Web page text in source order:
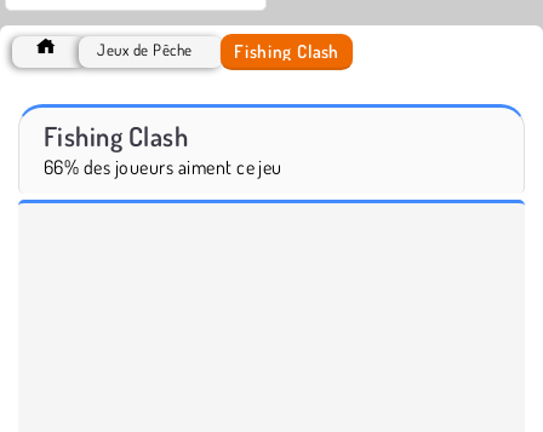
Jeux de Pêche Fishing Clash
Fishing Clash
66% des joueurs aiment ce jeu